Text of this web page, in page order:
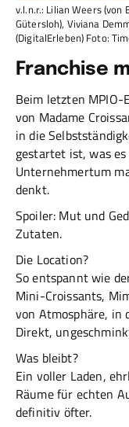
v.l.n.r.: Lilian Weers (von
Gütersloh), Viviana
(DigitalErleben) Foto:
Franchise
Beim letzten MPIO-
von Madame
in die
gestartet ist, was
Unternehmertum
denkt.
Spoiler: Mut und
Zutaten.
Die Location?
So entspannt wie
Mini-Croissants,
von Atmosphäre, in
Direkt,
Was bleibt?
Ein voller Laden,
Räume für echten
definitiv öfter.